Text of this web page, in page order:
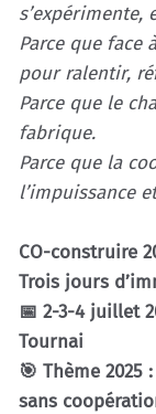
s’expérimente,
Parce que face
pour ralentir,
Parce que le
fabrique.
Parce que la
l’impuissance
CO-construire
Trois jours
📅 2-3-4 juillet
Tournai
🎯 Thème
sans